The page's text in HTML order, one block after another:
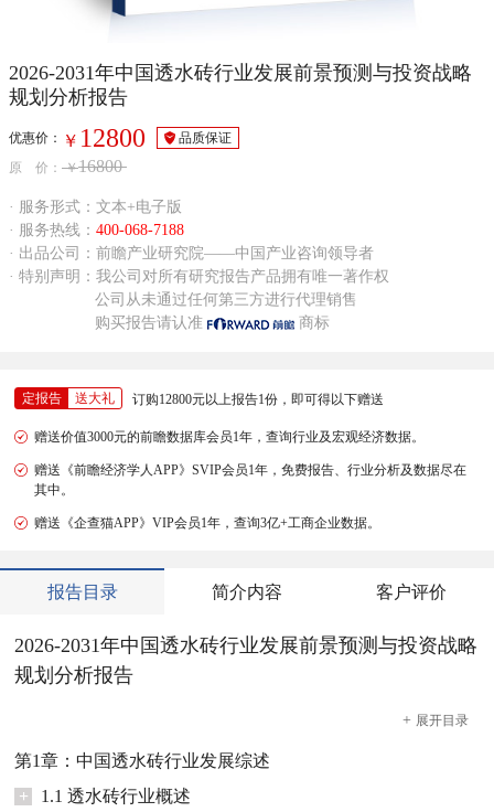
2026-2031年中国透水砖行业发展前景预测与投资战略
规划分析报告
优惠价： ￥ 12800
品质保证
原 价： ￥16800
· 服务形式：文本+电子版
· 服务热线： 400-068-7188
· 出品公司：前瞻产业研究院——中国产业咨询领导者
· 特别声明：我公司对所有研究报告产品拥有唯一著作权
公司从未通过任何第三方进行代理销售
购买报告请认准
商标
定报告 送大礼 订购12800元以上报告1份，即可得以下赠送
赠送价值3000元的前瞻数据库会员1年，查询行业及宏观经济数据。
赠送《前瞻经济学人APP》SVIP会员1年，免费报告、行业分析及数据尽在
其中。
赠送《企查猫APP》VIP会员1年，查询3亿+工商企业数据。
报告目录 简介内容 客户评价
2026-2031年中国透水砖行业发展前景预测与投资战略
规划分析报告
+ 展开目录
第1章：中国透水砖行业发展综述
+
1.1 透水砖行业概述